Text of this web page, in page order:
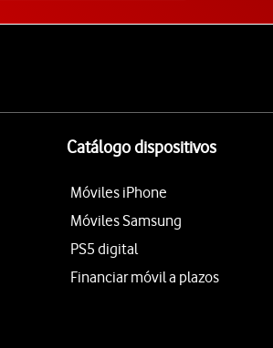
Catálogo dispositivos
Móviles iPhone
Móviles Samsung
PS5 digital
Financiar móvil a plazos